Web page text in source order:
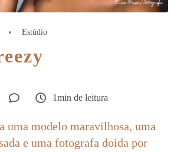
Estúdio
1min de leitura
uma modelo maravilhosa, uma
e uma fotografa doida por